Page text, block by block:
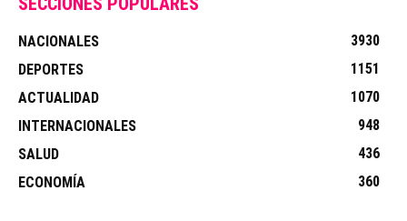
NACIONALES
3930
DEPORTES
1151
ACTUALIDAD
1070
INTERNACIONALES
948
SALUD
436
ECONOMÍA
360